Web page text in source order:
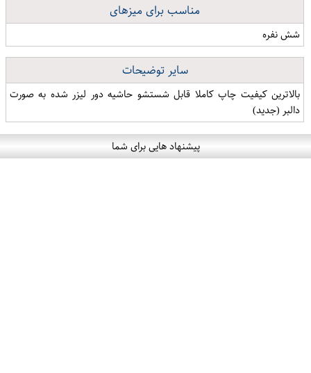
مناسب برای میزهای
شش نفره
سایر توضیحات
بالاترین کیفیت چاپ کاملا قابل شستشو حاشیه دور لیزر شده به صورت
دالبر (جدید)
پیشنهاد هایی برای شما